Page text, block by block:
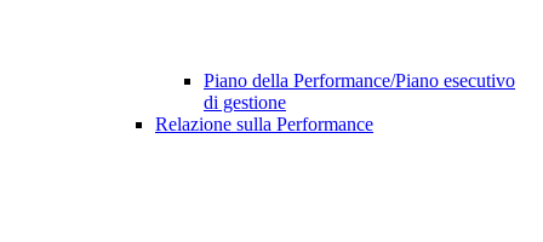
Piano della Performance/Piano esecutivo
di gestione
Relazione sulla Performance